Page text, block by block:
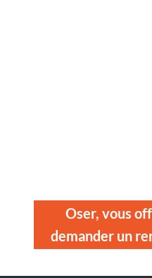
Oser, vous
demander un